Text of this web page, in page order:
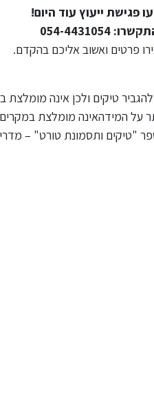
פגישת ייעוץ עוד היום!
054-4431054
פרטים ואשוב אליכם בהקדם.
טיקים ולכן אינה
על המידהאינה מומלצת
"טיקים ותסמונת טורט" –